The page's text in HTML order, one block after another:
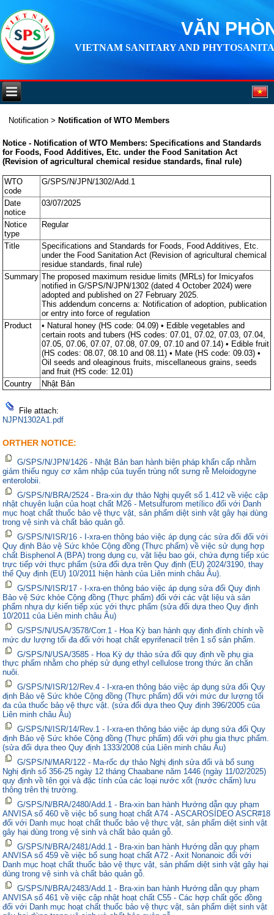
VĂN
VIETNAM SANITARY AND
Notification > Notification of WTO Members
Notice - Notification of WTO Members: Specifications and Standards
for Foods, Food Additives, Etc. under the Food Sanitation Act
(Revision of agricultural chemical residue standards, final rule)
WTO
code
G/SPS/N/JPN/1302/Add.1
Date
notice
03/07/2025
Notice
type
Regular
Title
Specifications and Standards for Foods, Food Additives, Etc.
under the Food Sanitation Act (Revision of agricultural chemical
residue standards, final rule)
Summary The proposed maximum residue limits (MRLs) for Imicyafos
notified in G/SPS/N/JPN/1302 (dated 4 October 2024) were
adopted and published on 27 February 2025.
This addendum concerns a: Notification of adoption, publication
or entry into force of regulation
Product
• Natural honey (HS code: 04.09) • Edible vegetables and
certain roots and tubers (HS codes: 07.01, 07.02, 07.03, 07.04,
07.05, 07.06, 07.07, 07.08, 07.09, 07.10 and 07.14) • Edible fruit
(HS codes: 08.07, 08.10 and 08.11) • Mate (HS code: 09.03) •
Oil seeds and oleaginous fruits, miscellaneous grains, seeds
and fruit (HS code: 12.01)
Country
Nhật Bản
File attach:
NJPN1302A1.pdf
ORTHER NOTICE:
G/SPS/N/JPN/1426 - Nhật Bản ban hành biện pháp khẩn cấp nhằm
giảm thiểu nguy cơ xâm nhập của tuyến trùng nốt sưng rễ Meloidogyne
enterolobii.
G/SPS/N/BRA/2524 - Bra-xin dự thảo Nghị quyết số 1.412 về việc cập
nhật chuyên luận của hoạt chất M26 - Metsulfurom metílico đối với Danh
mục hoạt chất thuốc bảo vệ thực vật, sản phẩm diệt sinh vật gây hại dùng
trong vệ sinh và chất bảo quản gỗ.
G/SPS/N/ISR/16 - I-xra-en thông báo việc áp dụng các sửa đổi đối với
Quy định Bảo vệ Sức khỏe Cộng đồng (Thực phẩm) về việc sử dụng hợp
chất Bisphenol A (BPA) trong dụng cụ, vật liệu bao gói, chứa đựng tiếp xúc
trực tiếp với thực phẩm (sửa đổi dựa trên Quy định (EU) 2024/3190, thay
thế Quy định (EU) 10/2011 hiện hành của Liên minh châu Âu).
G/SPS/N/ISR/17 - I-xra-en thông báo việc áp dụng sửa đổi Quy định
Bảo vệ Sức khỏe Cộng đồng (Thực phẩm) đối với các vật liệu và sản
phẩm nhựa dự kiến tiếp xúc với thực phẩm (sửa đổi dựa theo Quy định
10/2011 của Liên minh châu Âu)
G/SPS/N/USA/3578/Corr.1 - Hoa Kỳ ban hành quy định đính chính về
mức dư lượng tối đa đối với hoạt chất epyrifenacil trên 1 số sản phẩm.
G/SPS/N/USA/3585 - Hoa Kỳ dự thảo sửa đổi quy định về phụ gia
thực phẩm nhằm cho phép sử dụng ethyl cellulose trong thức ăn chăn
nuôi.
G/SPS/N/ISR/12/Rev.4 - I-xra-en thông báo việc áp dụng sửa đổi Quy
định Bảo vệ Sức khỏe Cộng đồng (Thực phẩm) đối với mức dư lượng tối
đa của thuốc bảo vệ thực vật. (sửa đổi dựa theo Quy định 396/2005 của
Liên minh châu Âu)
G/SPS/N/ISR/14/Rev.1 - I-xra-en thông báo việc áp dụng sửa đổi Quy
định Bảo vệ Sức khỏe Cộng đồng (Thực phẩm) đối với phụ gia thực phẩm.
(sửa đổi dựa theo Quy định 1333/2008 của Liên minh châu Âu)
G/SPS/N/MAR/122 - Ma-rốc dự thảo Nghị định sửa đổi và bổ sung
Nghị định số 356-25 ngày 12 tháng Chaabane năm 1446 (ngày 11/02/2025)
quy định về tên gọi và đặc tính của các loại nước xốt (nước chấm) lưu
thông trên thị trường.
G/SPS/N/BRA/2480/Add.1 - Bra-xin ban hành Hướng dẫn quy phạm
ANVISA số 460 về việc bổ sung hoạt chất A74 - ASCAROSÍDEO ASCR#18
đối với Danh mục hoạt chất thuốc bảo vệ thực vật, sản phẩm diệt sinh vật
gây hại dùng trong vệ sinh và chất bảo quản gỗ.
G/SPS/N/BRA/2481/Add.1 - Bra-xin ban hành Hướng dẫn quy phạm
ANVISA số 459 về việc bổ sung hoạt chất A72 - Axit Nonanoic đối với
Danh mục hoạt chất thuốc bảo vệ thực vật, sản phẩm diệt sinh vật gây hại
dùng trong vệ sinh và chất bảo quản gỗ.
G/SPS/N/BRA/2483/Add.1 - Bra-xin ban hành Hướng dẫn quy phạm
ANVISA số 461 về việc cập nhật hoạt chất C55 - Các hợp chất gốc đồng
đối với Danh mục hoạt chất thuốc bảo vệ thực vật, sản phẩm diệt sinh vật